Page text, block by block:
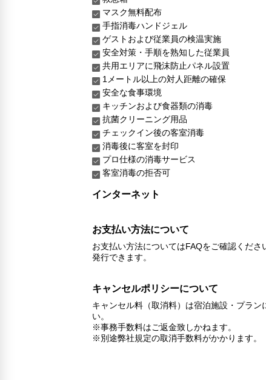
マスク無料配布
手指消毒ハンドジェル
ゲストおよび従業員の検温実施
安全対策・手順を熟知した従業員
共用エリアに飛沫防止パネル設置
1メートル以上の対人距離の確保
安全な食事環境
キッチンおよび食器類の消毒
抗菌クリーニング用品
チェックイン後の客室消毒
消毒後に客室を封印
プロ仕様の消毒サービス
客室消毒の拒否可
インターネット
お支払い方法について
お支払い方法についてはFAQをご確認くだ
発行できます。
キャンセルポリシーについて
キャンセル料（取消料）は宿泊施設・プラ
い。
※事務手数料はご返金致しかねます。
※別途弊社規定の取消手数料がかかります。